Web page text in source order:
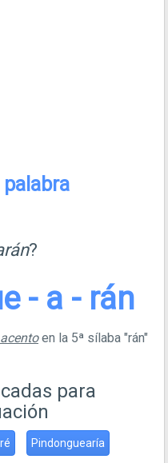
palabra
?
- a - rán
en la 5ª sílaba "rán"
para
Pindonguearía